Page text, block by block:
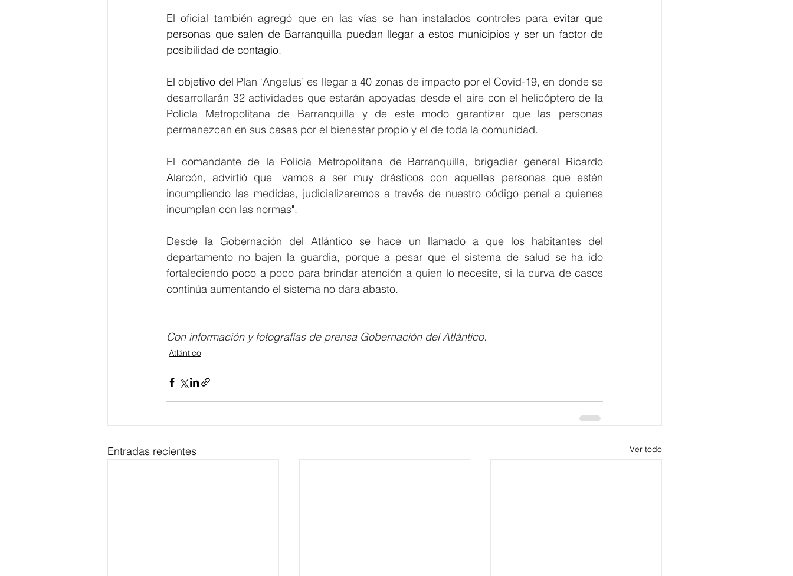
El oficial también agregó que en las vías se han instalados controles para evitar que
personas que salen de Barranquilla puedan llegar a estos municipios y ser un factor de
posibilidad de contagio.
El objetivo del Plan ‘Angelus’ es llegar a 40 zonas de impacto por el Covid-19, en donde se
desarrollarán 32 actividades que estarán apoyadas desde el aire con el helicóptero de la
Policía Metropolitana de Barranquilla y de este modo garantizar que las personas
permanezcan en sus casas por el bienestar propio y el de toda la comunidad.
El comandante de la Policía Metropolitana de Barranquilla, brigadier general Ricardo
Alarcón, advirtió que "vamos a ser muy drásticos con aquellas personas que estén
incumpliendo las medidas, judicializaremos a través de nuestro código penal a quienes
incumplan con las normas".
Desde la Gobernación del Atlántico se hace un llamado a que los habitantes del
departamento no bajen la guardia, porque a pesar que el sistema de salud se ha ido
fortaleciendo poco a poco para brindar atención a quien lo necesite, si la curva de casos
continúa aumentando el sistema no dara abasto.
Con información y fotografías de prensa Gobernación del Atlántico.
Atlántico
Entradas recientes Ver todo